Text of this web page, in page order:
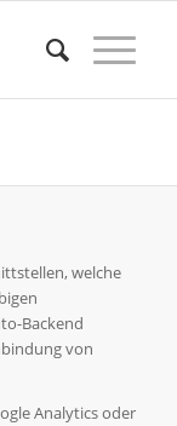
welche
Backend
von
Analytics oder